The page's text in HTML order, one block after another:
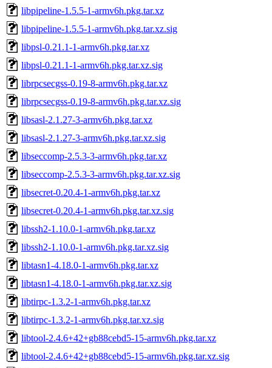
libpipeline-1.5.5-1-armv6h.pkg.tar.xz
libpipeline-1.5.5-1-armv6h.pkg.tar.xz.sig
libpsl-0.21.1-1-armv6h.pkg.tar.xz
libpsl-0.21.1-1-armv6h.pkg.tar.xz.sig
librpcsecgss-0.19-8-armv6h.pkg.tar.xz
librpcsecgss-0.19-8-armv6h.pkg.tar.xz.sig
libsasl-2.1.27-3-armv6h.pkg.tar.xz
libsasl-2.1.27-3-armv6h.pkg.tar.xz.sig
libseccomp-2.5.3-3-armv6h.pkg.tar.xz
libseccomp-2.5.3-3-armv6h.pkg.tar.xz.sig
libsecret-0.20.4-1-armv6h.pkg.tar.xz
libsecret-0.20.4-1-armv6h.pkg.tar.xz.sig
libssh2-1.10.0-1-armv6h.pkg.tar.xz
libssh2-1.10.0-1-armv6h.pkg.tar.xz.sig
libtasn1-4.18.0-1-armv6h.pkg.tar.xz
libtasn1-4.18.0-1-armv6h.pkg.tar.xz.sig
libtirpc-1.3.2-1-armv6h.pkg.tar.xz
libtirpc-1.3.2-1-armv6h.pkg.tar.xz.sig
libtool-2.4.6+42+gb88cebd5-15-armv6h.pkg.tar.xz
libtool-2.4.6+42+gb88cebd5-15-armv6h.pkg.tar.xz.sig